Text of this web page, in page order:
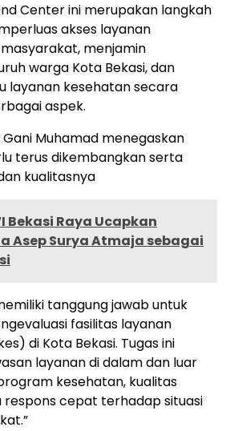
Center ini merupakan langkah
akses layanan
menjamin
warga Kota Bekasi, dan
layanan kesehatan secara
aspek.
Gani Muhamad menegaskan
terus dikembangkan serta
kualitasnya
Bekasi Raya Ucapkan
Asep Surya Atmaja sebagai
tanggung jawab untuk
fasilitas layanan
di Kota Bekasi. Tugas ini
layanan di dalam dan luar
kesehatan, kualitas
respons cepat terhadap situasi